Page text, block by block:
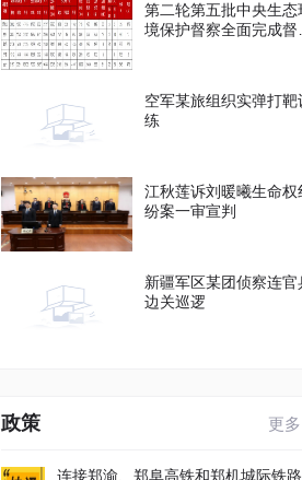
第二轮第五批中央生态
境保护督察全面完成督
空军某旅组织实弹打靶
练
江秋莲诉刘暖曦生命权
纷案一审宣判
新疆军区某团侦察连官
边关巡逻
政策 更多
连接郑渝、郑阜高铁和郑机城际铁路